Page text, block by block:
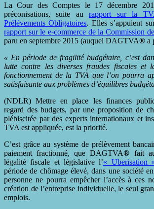
La Cour des Comptes le 17 décembre
préconisations, suite aurapport sur la
Prélèvements Obligatoires. Elles s’appuient
rapport sur le e-commerce de la Commission
paru en septembre 2015 (auquel DAGTVA® a
« En période de fragilité budgétaire, c’est
lutte contre les diverses fraudes fiscales et
fonctionnement de la TVA que l’on pourra
satisfaisante aux problèmes d’équilibres
(NDLR) Mettre en place les finances
regard des budgets, par une proposition de
plébiscitée par des experts internationaux et
TVA est appliquée, est la priorité.
C’est grâce au système de prélèvement
paiement fractionné, que DAGTVA® fait
légalité fiscale et législative l’« Uberisation
période de chômage élevé, dans une société
personne ne pourra empêcher l’accès à ces
création de l’entreprise individuelle, le seul
emplois.